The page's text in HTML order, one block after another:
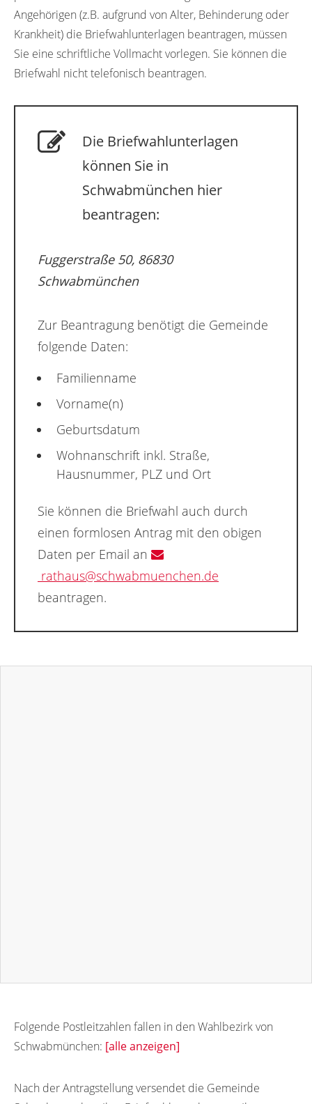
Angehörigen (z.B. aufgrund von Alter, Behinderung oder
Krankheit) die Briefwahlunterlagen beantragen, müssen
Sie eine schriftliche Vollmacht vorlegen. Sie können die
Briefwahl nicht telefonisch beantragen.
Die Briefwahlunterlagen
können Sie in
Schwabmünchen hier
beantragen:
Fuggerstraße 50, 86830
Schwabmünchen
Zur Beantragung benötigt die Gemeinde
folgende Daten:
Familienname
Vorname(n)
Geburtsdatum
Wohnanschrift inkl. Straße,
Hausnummer, PLZ und Ort
Sie können die Briefwahl auch durch
einen formlosen Antrag mit den obigen
Daten per Email an
rathaus@schwabmuenchen.de
beantragen.
Folgende Postleitzahlen fallen in den Wahlbezirk von
Schwabmünchen: [alle anzeigen]
Nach der Antragstellung versendet die Gemeinde